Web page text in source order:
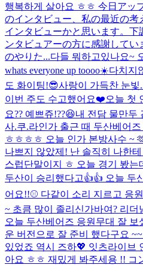
행복하게 살아요 ㅎㅎ 今日アッ
のインタビュー、私の最近の考
インタビューかと思います。下
ンタビュアーの方に感謝して
のやりた...다들 뭐하고있나요~
whats everyone up toooo☀️다치지
도 화이팅!😎사랑이 가득찬 눈
이번 주도 수고했어요❤️오늘 첫
요?? 예쁘쥬!??😆내 전담 물만두
사.쿠.라인가 출근 때 두산베어
ㅎㅎㅎㅎ 오늘 인가 본방사수 ~
나쁘지 않았제! 난 솔직히 나한
스럽단말이지 ㅎ 오늘 경기 봤는
두산이 승리했다고👍👍 오늘 두
어요!!⚾ 다같이 소리 지르고 응
~ 초큼 많이 졸리신가바여? 리
오늘 두산베어즈 응원무대 잘 보
운 버전으로 잘 준비 했다구요
있었죠 역시 즈하💖 잇츠라이브
아요 ㅎㅎ 재밌게 봐주세용 !! コ